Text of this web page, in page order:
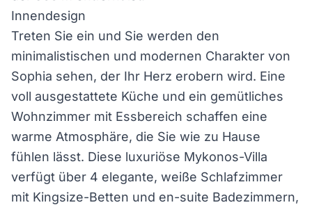
Innendesign
Treten Sie ein und Sie werden den
minimalistischen und modernen Charakter von
Sophia sehen, der Ihr Herz erobern wird. Eine
voll ausgestattete Küche und ein gemütliches
Wohnzimmer mit Essbereich schaffen eine
warme Atmosphäre, die Sie wie zu Hause
fühlen lässt. Diese luxuriöse Mykonos-Villa
verfügt über 4 elegante, weiße Schlafzimmer
mit Kingsize-Betten und en-suite Badezimmern,